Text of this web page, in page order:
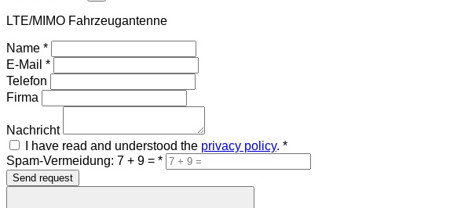
LTE/MIMO Fahrzeugantenne
Name *
E-Mail *
Telefon
Firma
Nachricht
I have read and understood the privacy policy. *
Spam-Vermeidung: 7 + 9 = *
Send request